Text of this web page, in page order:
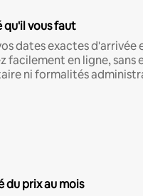
qu'il vous faut
dates exactes d'arrivée
facilement en ligne, sans
ni formalités
du prix au mois